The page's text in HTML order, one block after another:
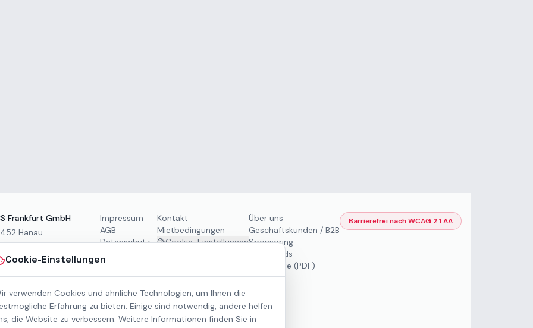
Cookie-Einstellungen
verwenden Cookies und ähnliche Technologien, um Ihnen die
Erfahrung zu bieten. Einige sind notwendig, andere helfen
die Website zu verbessern. Weitere Informationen finden Sie in
Frankfurt GmbH
Hanau
Uhr
Impressum
AGB
Datenschutz
Kontakt
Mietbedingungen
Cookie-Einstellungen
Über uns
Geschäftskunden / B2B
Sponsoring
Downloads
Preisliste (PDF)
Barrierefrei nach WCAG 2.1 AA